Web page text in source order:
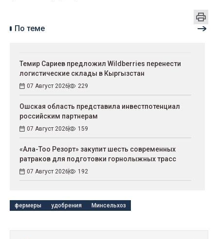
По теме
Темир Сариев предложил Wildberries перенести
логистические склады в Кыргызстан
07 Август 2026 229
Ошская область представила инвестпотенциал
российским партнерам
07 Август 2026 159
«Ала-Тоо Резорт» закупит шесть современных
ратраков для подготовки горнолыжных трасс
07 Август 2026 192
фермеры удобрения Минсельхоз